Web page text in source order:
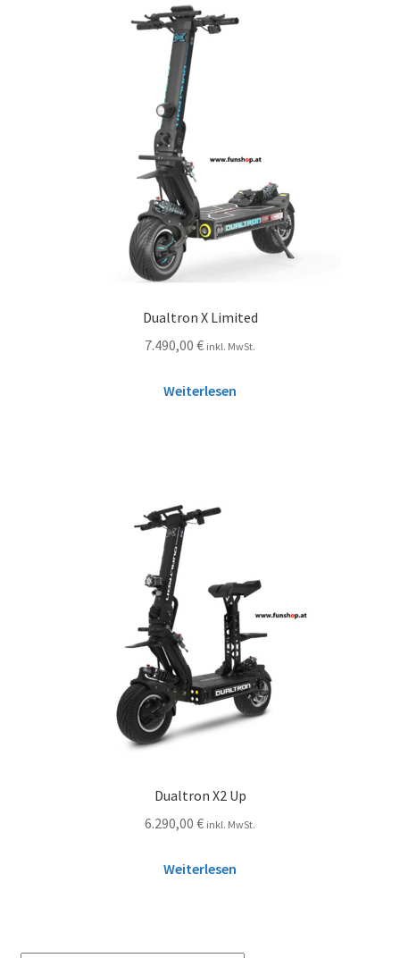
Dualtron X Limited
7.490,00 € inkl. MwSt.
Weiterlesen
Dualtron X2 Up
6.290,00 € inkl. MwSt.
Weiterlesen